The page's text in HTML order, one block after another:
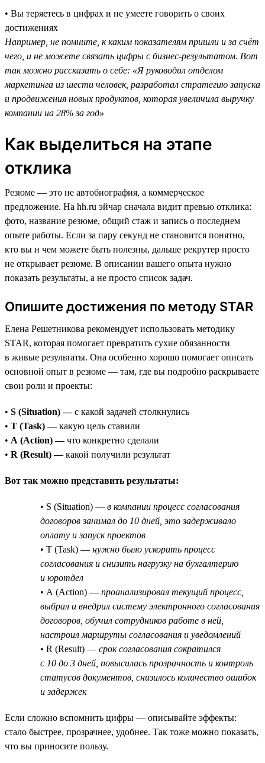
• Вы теряетесь в цифрах и не умеете говорить о своих
достижениях
Например, не помните, к каким показателям пришли и за счёт
чего, и не можете связать цифры с бизнес-результатом. Вот
так можно рассказать о себе: «Я руководил отделом
маркетинга из шести человек, разработал стратегию запуска
и продвижения новых продуктов, которая увеличила выручку
компании на 28% за год»
Как выделиться на этапе
отклика
Резюме — это не автобиография, а коммерческое
предложение. На hh.ru эйчар сначала видит превью отклика:
фото, название резюме, общий стаж и запись о последнем
опыте работы. Если за пару секунд не становится понятно,
кто вы и чем можете быть полезны, дальше рекрутер просто
не открывает резюме. В описании вашего опыта нужно
показать результаты, а не просто список задач.
Опишите достижения по методу STAR
Елена Решетникова рекомендует использовать методику
STAR, которая помогает превратить сухие обязанности
в живые результаты. Она особенно хорошо помогает описать
основной опыт в резюме — там, где вы подробно раскрываете
свои роли и проекты:
• S (Situation) —с какой задачей столкнулись
• T (Task) —какую цель ставили
• A (Action) —что конкретно сделали
• R (Result) —какой получили результат
Вот так можно представить результаты:
• S (Situation) — в компании процесс согласования
договоров занимал до 10 дней, это задерживало
оплату и запуск проектов
• T (Task) — нужно было ускорить процесс
согласования и снизить нагрузку на бухгалтерию
и юротдел
• A (Action) — проанализировал текущий процесс,
выбрал и внедрил систему электронного согласования
договоров, обучил сотрудников работе в ней,
настроил маршруты согласования и уведомлений
• R (Result) — срок согласования сократился
с 10 до 3 дней, повысилась прозрачность и контроль
статусов документов, снизилось количество ошибок
и задержек
Если сложно вспомнить цифры — описывайте эффекты:
стало быстрее, прозрачнее, удобнее. Так тоже можно показать,
что вы приносите пользу.